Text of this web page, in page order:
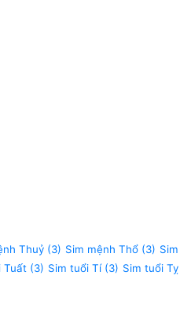
Thuỷ (3) Sim mệnh Thổ (3) Sim
Tuất (3) Sim tuổi Tí(3) Sim tuổi Tỵ